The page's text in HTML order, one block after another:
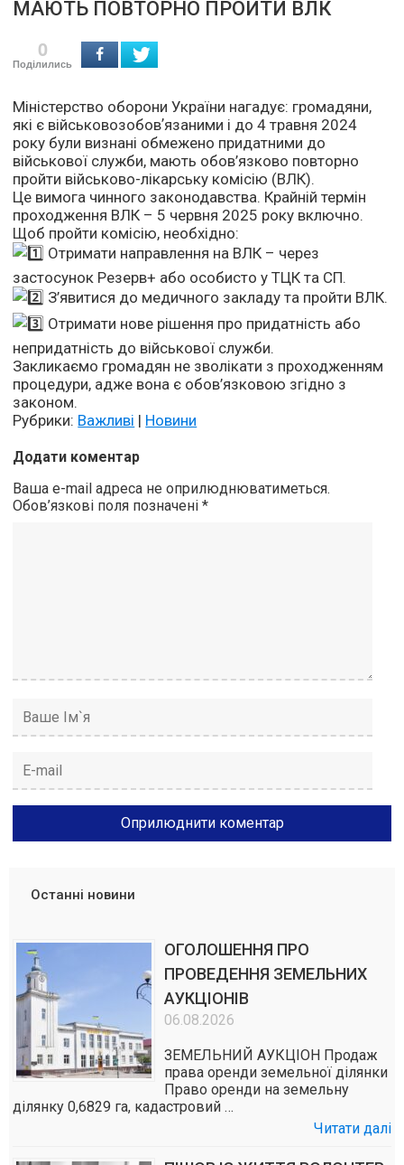
МАЮТЬ ПОВТОРНО ПРОЙТИ ВЛК
0
Поділились
Міністерство оборони України нагадує: громадяни,
які є військовозобовʼязаними і до 4 травня 2024
року були визнані обмежено придатними до
військової служби, мають обов’язково повторно
пройти військово-лікарську комісію (ВЛК).
Це вимога чинного законодавства. Крайній термін
проходження ВЛК – 5 червня 2025 року включно.
Щоб пройти комісію, необхідно:
Отримати направлення на ВЛК – через
застосунок Резерв+ або особисто у ТЦК та СП.
З’явитися до медичного закладу та пройти ВЛК.
Отримати нове рішення про придатність або
непридатність до військової служби.
Закликаємо громадян не зволікати з проходженням
процедури, адже вона є обов’язковою згідно з
законом.
Рубрики: Важливі | Новини
Додати коментар
Ваша e-mail адреса не оприлюднюватиметься.
Обов’язкові поля позначені*
Останні новини
ОГОЛОШЕННЯ ПРО
ПРОВЕДЕННЯ ЗЕМЕЛЬНИХ
АУКЦІОНІВ
06.08.2026
ЗЕМЕЛЬНИЙ АУКЦІОН Продаж
права оренди земельної ділянки
Право оренди на земельну
ділянку 0,6829 га, кадастровий …
Читати далі